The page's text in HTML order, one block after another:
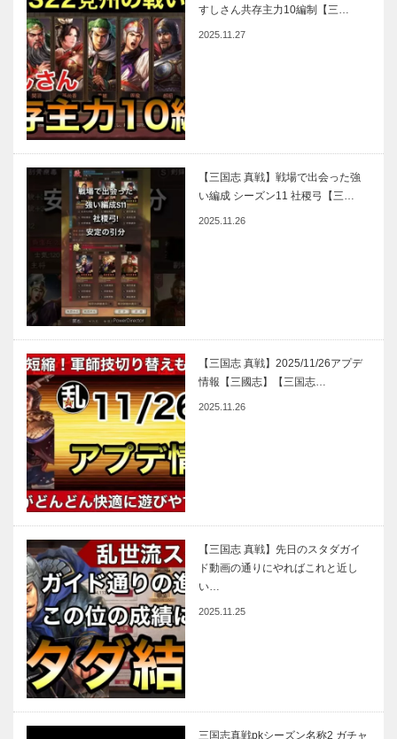
すしさん共存主力10編制【三…
2025.11.27
【三国志 真戦】戦場で出会った強
い編成 シーズン11 社稷弓【三…
2025.11.26
【三国志 真戦】2025/11/26アプデ
情報【三國志】【三国志…
2025.11.26
【三国志 真戦】先日のスタダガイ
ド動画の通りにやればこれと近し
い…
2025.11.25
三国志真戦pkシーズン名称2 ガチャ